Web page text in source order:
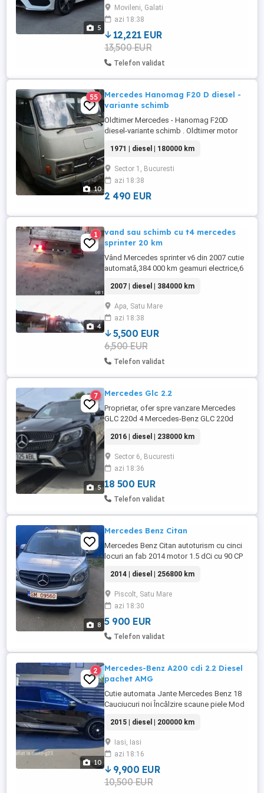
5
servisat corespunzător (istoric service
complet) și toate reviziile au fost
efectuate la timp. Mașina se remarcă ...
Movileni, Galati
azi 18:38
12,221 EUR
13,500 EUR
Telefon validat
10
55
Mercedes Hanomag F20 D diesel -
variante schimb
Oldtimer Mercedes - Hanomag F20D
diesel-variante schimb . Oldtimer motor
refacuta in 2005 motor refacut porneste la
minus 20 grade nu mai are banchete
pasageri este inscris ca autoturism 8+
1,are doar cele 2 locuri din fatza ceva
piese de schimb faruri si semnale ...
1971 | diesel | 180000 km
Sector 1, Bucuresti
azi 18:38
2 490 EUR
4
1
vand sau schimb cu t4 mercedes
sprinter 20 km
Vând Mercedes sprinter v6 din 2007 cutie
automată,384 000 km geamuri electrice,6
2007 | diesel | 384000 km
Apa, Satu Mare
azi 18:38
5,500 EUR
6,500 EUR
Telefon validat
5
7 Mercedes Glc 2.2
Proprietar, ofer spre vanzare Mercedes
GLC 220d 4 Mercedes-Benz GLC 220d
generale: Revizie facută recent Vehicul
aflat în stare tehnică impecabilă, cu istoric
complet de întreținere și toate reviziile
efectuate exclusiv în reprezentanța
autorizată Mercedes-Benz ...
2016 | diesel | 238000 km
Sector 6, Bucuresti
azi 18:36
18 500 EUR
Telefon validat
8
Mercedes Benz Citan
Mercedes Benz Citan autoturism cu cinci
locuri an fab 2014 motor 1.5 dCi cu 90 CP
euro 5 multiple dot ări și numere provizorii
valabile etc.
2014 | diesel | 256800 km
Piscolt, Satu Mare
azi 18:30
5 900 EUR
Telefon validat
10
2
Mercedes-Benz A200 cdi 2.2 Diesel
pachet AMG
Cutie automata Jante Mercedes Benz 18
Cauciucuri noi Încălzire scaune piele Mod
funcție Eco Start Stop Sistem avertizare
coiziune cu acțiune activa a frânei Asistent
activ parcare Volan multifuncțional
Monitor presiune anvelope
2015 | diesel | 200000 km
Iasi, Iasi
azi 18:16
9,900 EUR
10,500 EUR